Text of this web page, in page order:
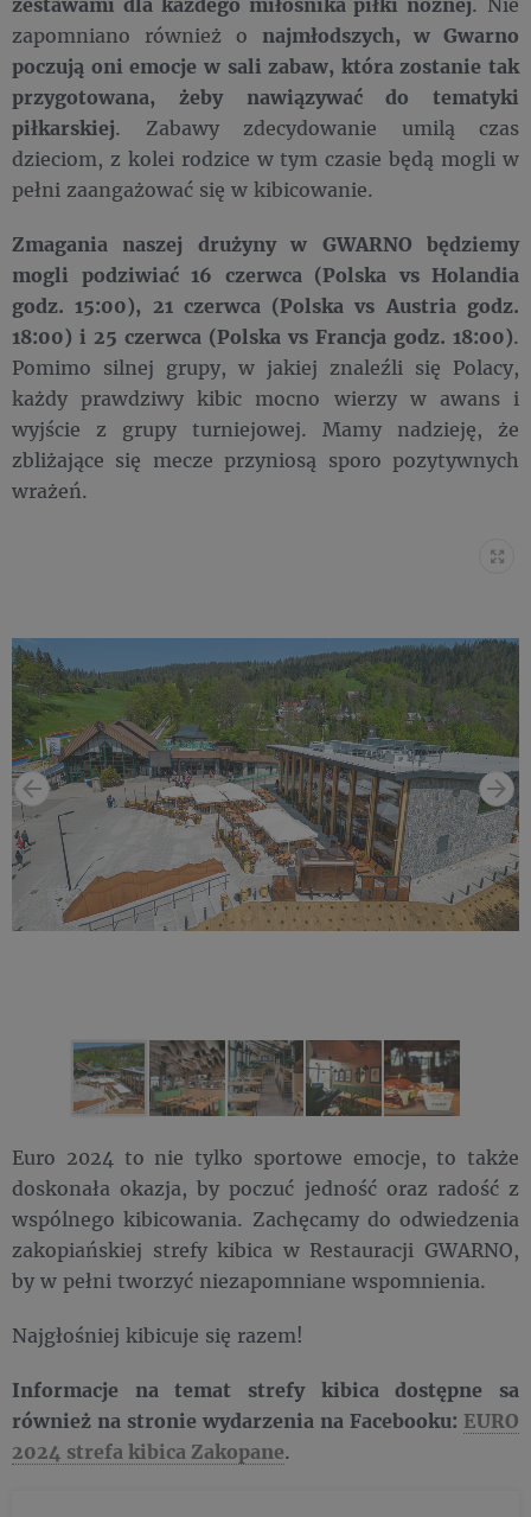
zapomniano również o najmłodszych, w Gwarno
poczują oni emocje w sali zabaw, która zostanie tak
przygotowana, żeby nawiązywać do tematyki
piłkarskiej. Zabawy zdecydowanie umilą czas
dzieciom, z kolei rodzice w tym czasie będą mogli w
pełni zaangażować się w kibicowanie.
Zmagania naszej drużyny w GWARNO będziemy
mogli podziwiać 16 czerwca (Polska vs Holandia
godz. 15:00), 21 czerwca (Polska vs Austria godz.
18:00) i 25 czerwca (Polska vs Francja godz. 18:00).
Pomimo silnej grupy, w jakiej znaleźli się Polacy,
każdy prawdziwy kibic mocno wierzy w awans i
wyjście z grupy turniejowej. Mamy nadzieję, że
zbliżające się mecze przyniosą sporo pozytywnych
wrażeń.
Euro 2024 to nie tylko sportowe emocje, to także
doskonała okazja, by poczuć jedność oraz radość z
wspólnego kibicowania. Zachęcamy do odwiedzenia
zakopiańskiej strefy kibica w Restauracji GWARNO,
by w pełni tworzyć niezapomniane wspomnienia.
Najgłośniej kibicuje się razem!
Informacje na temat strefy kibica dostępne sa
również na stronie wydarzenia na Facebooku: EURO
2024 strefa kibica Zakopane.